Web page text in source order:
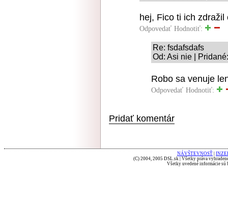
hej, Fico ti ich zdražil
Odpovedať Hodnotiť:
Re: fsdafsdafs
Od: Asi nie |
Robo sa venuje
Odpovedať Hodnotiť:
Pridať komentár
NÁVŠTEVNOSŤ
(C) 2004, 2005 DSL.sk | Všetky práva
Všetky uvedené informácie sú